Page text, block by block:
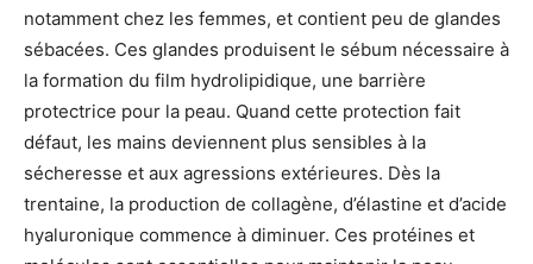
notamment chez les femmes, et contient peu de glandes
sébacées. Ces glandes produisent le sébum nécessaire à
la formation du film hydrolipidique, une barrière
protectrice pour la peau. Quand cette protection fait
défaut, les mains deviennent plus sensibles à la
sécheresse et aux agressions extérieures. Dès la
trentaine, la production de collagène, d’élastine et d’acide
hyaluronique commence à diminuer. Ces protéines et